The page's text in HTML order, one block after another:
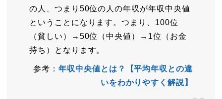
の人、つまり50位の人の年収が年収中央値
ということになります。つまり、100位
（貧しい）→50位（中央値）→1位（お金
持ち）となります。
参考：年収中央値とは？【平均年収との違
いをわかりやすく解説】